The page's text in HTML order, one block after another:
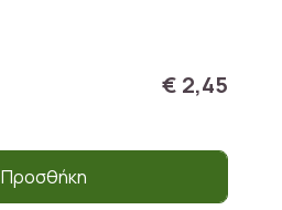
€ 2,45
Προσθήκη